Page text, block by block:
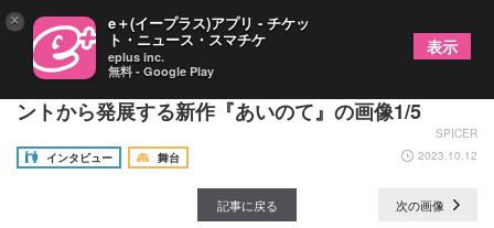
島地保武×環ROY×唐津絵理『PAS2023』鼎談～コ
ントから発展する新作『あいのて』の画像1/5
SPICER
インタビュー
舞台 2023.10.12
記事に戻る 次の画像
× e＋(イープラス)アプリ - チケッ
ト・ニュース・スマチケ
eplus inc.
無料 - Google Play
表示